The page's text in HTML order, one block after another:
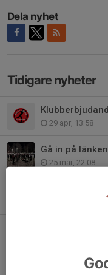
Dela nyhet
Tidigare nyheter
29 apr, 13:58
Gå in på
25 mar, 22:08
Info inför
Info inför
Axplock på